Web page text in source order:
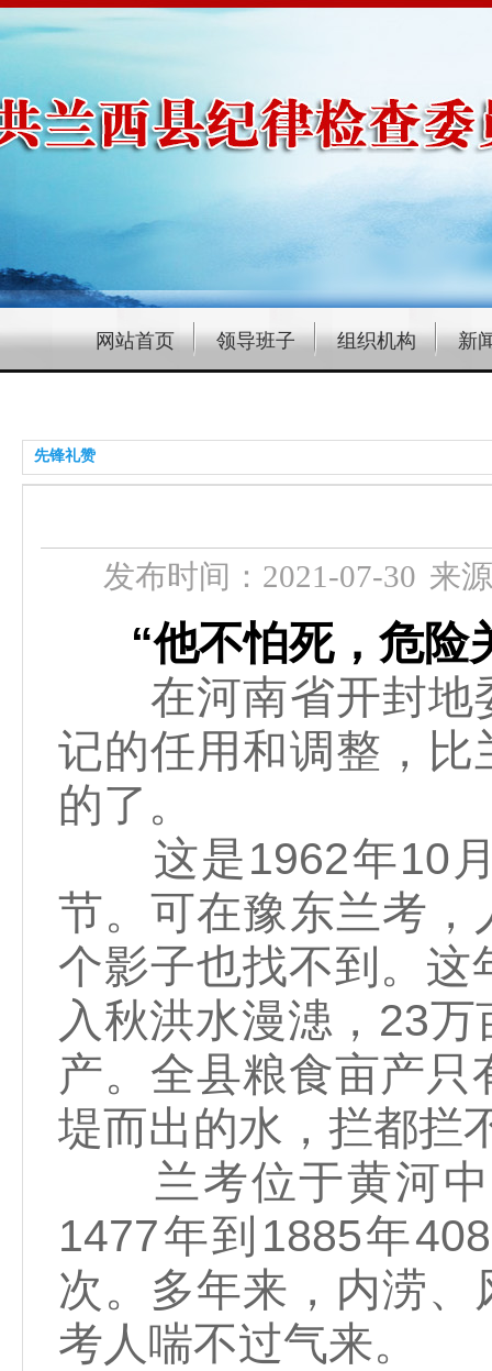
网站首页 领导班子 组织机构 新
先锋礼赞
发布时间：2021-07-30 来
“他不怕死，危险
在河南省开封地
记的任用和调整，
的了。
这是1962年10月
节。可在豫东兰考
个影子也找不到。
入秋洪水漫漶，23
产。全县粮食亩产
堤而出的水，拦都
兰考位于黄河中
1477年到1885年
次。多年来，内涝
考人喘不过气来。